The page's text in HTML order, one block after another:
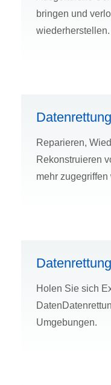
bringen und
wiederherstellen.
Reparieren,
Rekonstruieren
mehr zugegriffen
Holen Sie sich
Umgebungen.